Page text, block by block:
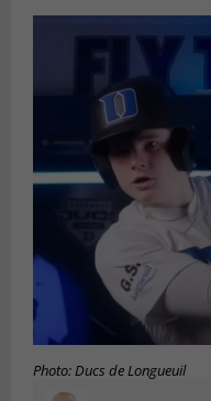
Photo: Ducs de Longueuil